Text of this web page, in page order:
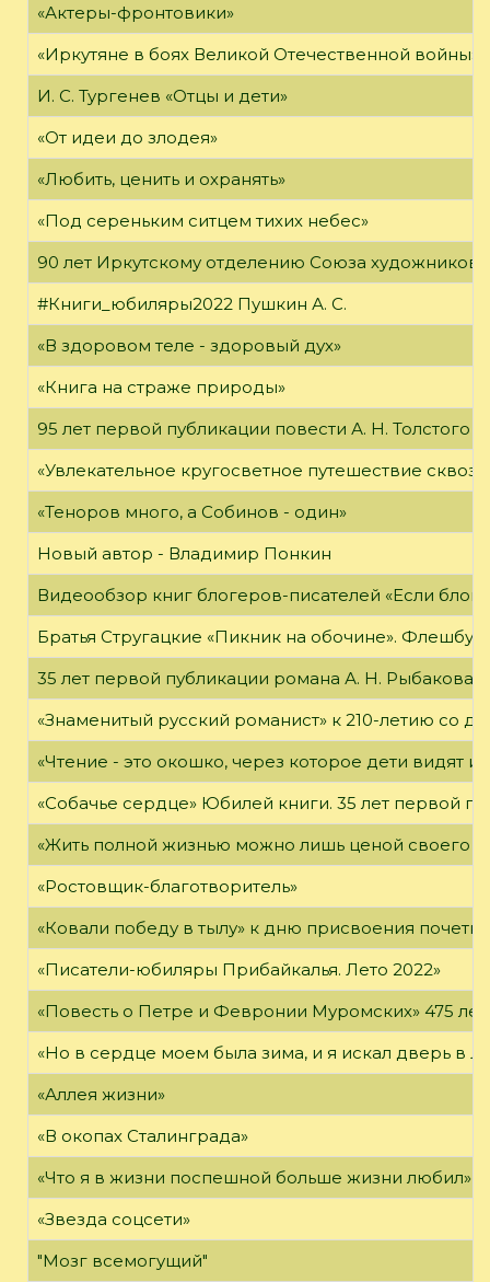
«Актеры-фронтовики»
«Иркутяне в боях Великой Отечественной войны»
И. С. Тургенев «Отцы и дети»
«От идеи до злодея»
«Любить, ценить и охранять»
«Под сереньким ситцем тихих небес»
90 лет Иркутскому отделению Союза художников
#Книги_юбиляры2022 Пушкин А. С.
«В здоровом теле - здоровый дух»
«Книга на страже природы»
95 лет первой публикации повести А. Н. Толстого
«Увлекательное кругосветное путешествие
«Теноров много, а Собинов - один»
Новый автор - Владимир Понкин
Видеообзор книг блогеров-писателей «Если блог
Братья Стругацкие «Пикник на обочине».
35 лет первой публикации романа А. Н. Рыбакова
«Знаменитый русский романист» к 210-летию со
«Чтение - это окошко, через которое дети видят
«Собачье сердце» Юбилей книги. 35 лет первой
«Жить полной жизнью можно лишь ценой своего
«Ростовщик-благотворитель»
«Ковали победу в тылу» к дню присвоения
«Писатели-юбиляры Прибайкалья. Лето 2022»
«Повесть о Петре и Февронии Муромских» 475
«Но в сердце моем была зима, и я искал дверь в
«Аллея жизни»
«В окопах Сталинграда»
«Что я в жизни поспешной больше жизни любил»
«Звезда соцсети»
"Мозг всемогущий"